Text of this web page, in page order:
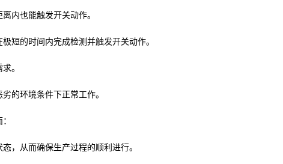
内也能触发开关动作。
短的时间内完成检测并触发开关动作。
。
的环境条件下正常工作。
，从而确保生产过程的顺利进行。